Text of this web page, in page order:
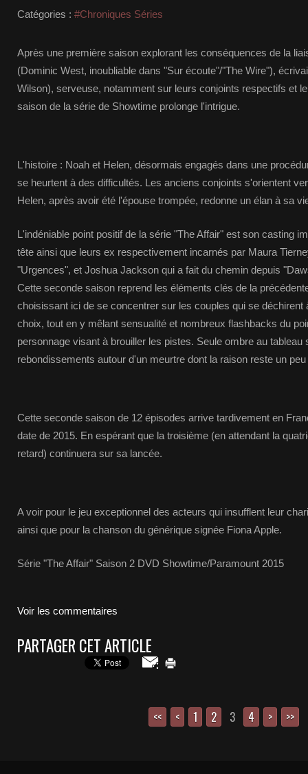
Catégories : #Chroniques Séries
Après une première saison explorant les conséquences de la
(Dominic West, inoubliable dans "Sur écoute"/"The Wire"),
Wilson), serveuse, notamment sur leurs conjoints respectifs et
saison de la série de Showtime prolonge l'intrigue.
L'histoire : Noah et Helen, désormais engagés dans une
se heurtent à des difficultés. Les anciens conjoints s'orientent
Helen, après avoir été l'épouse trompée, redonne un élan à sa
L'indéniable point positif de la série "The Affair" est son casting
tête ainsi que leurs ex respectivement incarnés par Maura
"Urgences", et Joshua Jackson qui a fait du chemin depuis
Cette seconde saison reprend les éléments clés de la
choisissant ici de se concentrer sur les couples qui se déchirent
choix, tout en y mêlant sensualité et nombreux flashbacks du
personnage visant à brouiller les pistes. Seule ombre au tableau
rebondissements autour d'un meurtre dont la raison reste un peu
Cette seconde saison de 12 épisodes arrive tardivement en
date de 2015. En espérant que la troisième (en attendant la
retard) continuera sur sa lancée.
A voir pour le jeu exceptionnel des acteurs qui insufflent leur
ainsi que pour la chanson du générique signée Fiona Apple.
Série "The Affair" Saison 2 DVD Showtime/Paramount 2015
Voir les commentaires
PARTAGER CET ARTICLE
<< < 1 2 3 4 > >>